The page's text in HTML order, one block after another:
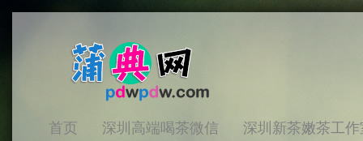
首页 深圳高端喝茶微信 深圳新茶嫩茶工